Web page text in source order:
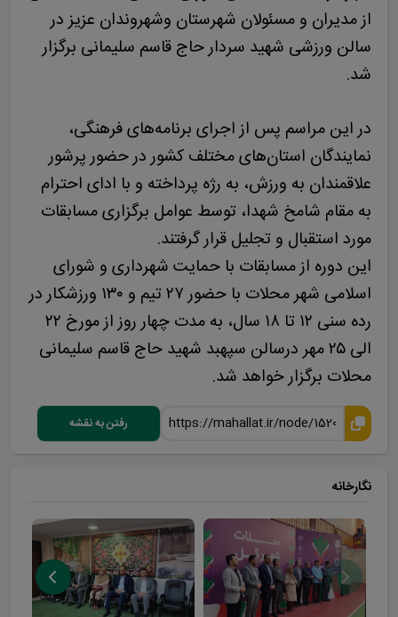
از مدیران و مسئولان شهرستان وشهروندان عزیز در
سالن ورزشی شهید سردار حاج قاسم سلیمانی برگزار
شد.
در این مراسم پس از اجرای برنامه‌های فرهنگی،
نمایندگان استان‌های مختلف کشور در حضور پرشور
علاقمندان به ورزش، به رژه پرداخته و با ادای احترام
به مقام شامخ شهدا، توسط عوامل برگزاری مسابقات
مورد استقبال و تجلیل قرار گرفتند.
این دوره از مسابقات با حمایت شهرداری و شورای
اسلامی شهر محلات با حضور ۲۷ تیم و ۱۳۰ ورزشکار در
رده سنی ۱۲ تا ۱۸ سال، به مدت چهار روز از مورخ ۲۲
الی ۲۵ مهر درسالن سپهبد شهید حاج قاسم سلیمانی
محلات برگزار خواهد شد.
رفتن به نقشه
نگارخانه